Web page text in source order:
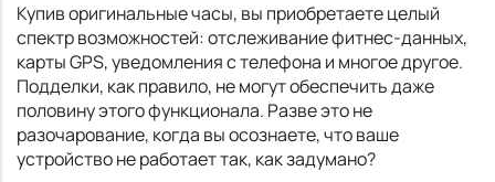
Купив оригинальные часы, вы приобретаете целый
спектр возможностей: отслеживание фитнес-данных,
карты GPS, уведомления с телефона и многое другое.
Подделки, как правило, не могут обеспечить даже
половину этого функционала. Разве это не
разочарование, когда вы осознаете, что ваше
устройство не работает так, как задумано?